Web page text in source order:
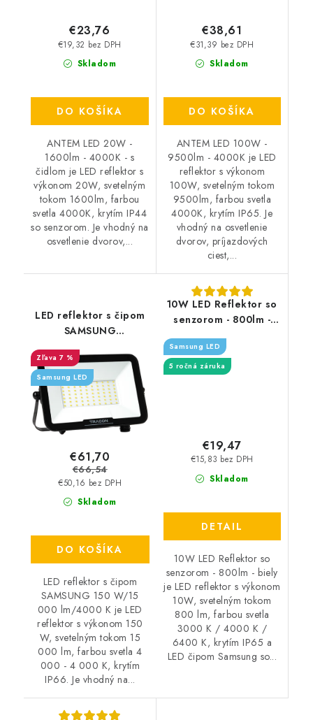
Skladom
€19,32 bez DPH
€23,76
DO KOŠÍKA
ANTEM LED 20W -
1600lm - 4000K - s
čidlom je LED reflektor s
výkonom 20W, svetelným
tokom 1600lm, farbou
svetla 4000K, krytím IP44
so senzorom. Je vhodný na
osvetlenie dvorov,...
Skladom
€31,39 bez DPH
€38,61
DO KOŠÍKA
ANTEM LED 100W -
9500lm - 4000K je LED
reflektor s výkonom
100W, svetelným tokom
9500lm, farbou svetla
4000K, krytím IP65. Je
vhodný na osvetlenie
dvorov, príjazdových
ciest,...
LED reflektor s čipom
SAMSUNG
150 W/15 000 lm/4000 K
7 %
Samsung LED
Skladom
€50,16 bez DPH
€61,70
€66,54
DO KOŠÍKA
LED reflektor s čipom
SAMSUNG 150 W/15
000 lm/4000 K je LED
reflektor s výkonom 150
W, svetelným tokom 15
000 lm, farbou svetla 4
000 - 4 000 K, krytím
IP66. Je vhodný na...
10W LED Reflektor so
senzorom - 800lm -
biely
Samsung LED
5 ročná záruka
Skladom
€15,83 bez DPH
€19,47
DETAIL
10W LED Reflektor so
senzorom - 800lm - biely
je LED reflektor s výkonom
10W, svetelným tokom
800 lm, farbou svetla
3000 K / 4000 K /
6400 K, krytím IP65 a
LED čipom Samsung so...